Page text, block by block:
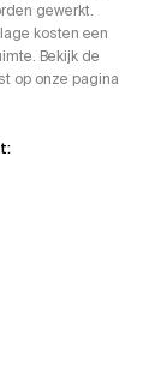
gewerkt.
kosten een
Bekijk de
op onze pagina